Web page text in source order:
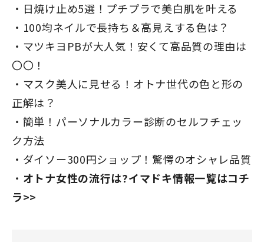
日焼け止め5選！プチプラで美白肌を叶える
100均ネイルで長持ち＆高見えする色は？
マツキヨPBが大人気！安くて高品質の理由は
〇〇！
マスク美人に見せる！オトナ世代の色と形の
正解は？
簡単！パーソナルカラー診断のセルフチェッ
ク方法
ダイソー300円ショップ！驚愕のオシャレ品質
オトナ女性の流行は?イマドキ情報一覧はコチ
ラ>>